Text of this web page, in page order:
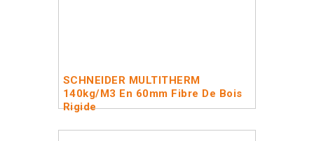
SCHNEIDER MULTITHERM
140kg/m3 En 60mm Fibre De Bois
Rigide